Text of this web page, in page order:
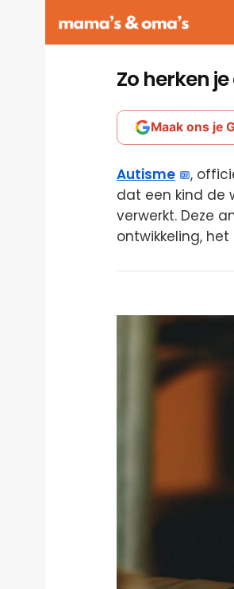
Zo herken
Maak ons je
Autisme
,
dat een kind de
verwerkt. Deze
ontwikkeling,